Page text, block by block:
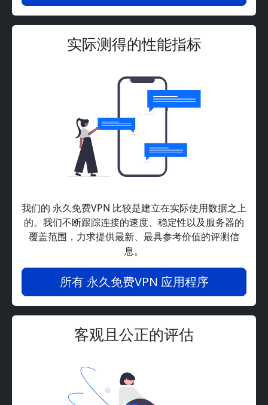
实际测得的性能指标
我们的 永久免费VPN 比较是建立在实际使用数据之上
的。我们不断跟踪连接的速度、稳定性以及服务器的
覆盖范围，力求提供最新、最具参考价值的评测信
息。
所有 永久免费VPN 应用程序
客观且公正的评估